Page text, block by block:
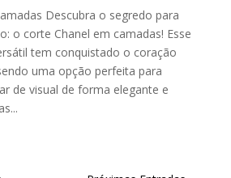
Descubra o segredo para
o corte Chanel em camadas! Esse
tem conquistado o coração
uma opção perfeita para
de visual de forma elegante e